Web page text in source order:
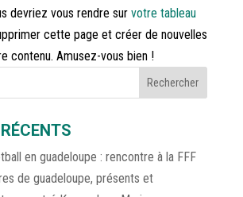
devriez vous rendre sur votre tableau
cette page et créer de nouvelles
contenu. Amusez-vous bien !
Rechercher
en guadeloupe : rencontre à la FFF
de guadeloupe, présents et